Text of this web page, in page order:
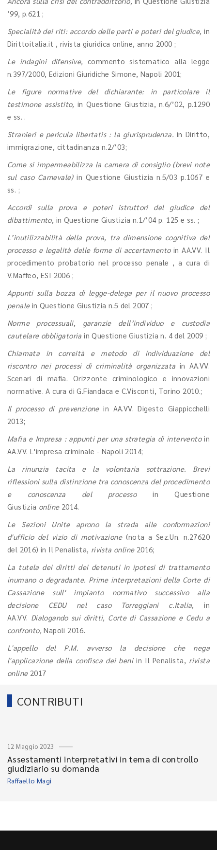
’99, p.621 ;
Specialità dei riti: accordo delle parti e poteri del giudice,in
Dirittoitalia.it , rivista giuridica online, anno 2000 ;
Le indagini difensive, commento sistematico alla legge
n.397/2000, Edizioni Giuridiche Simone, Napoli 2001;
Le figure normative del dichiarante: in particolare il
testimone assistito,in Questione Giustizia, n.6/’02, p.1290
e ss. .
Stranieri e pericula libertatis : la giurisprudenza.in Diritto,
immigrazione, cittadinanza n.2/’03;
Come si impermeabilizza la camera di consiglio (brevi note
sul caso Carnevale)in Questione Giustizia n.5/03 p.1067 e
ss. ;
Accordi sulla prova e poteri istruttori del giudice del
dibattimento, in Questione Giustizia n.1/’04 p. 125 e ss. ;
L’inutilizzabilità della prova, tra dimensione cognitiva del
processo e legalità delle forme di accertamento in AA.VV. Il
procedimento probatorio nel processo penale , a cura di
V.Maffeo, ESI 2006 ;
Appunti sulla bozza di legge-delega per il nuovo processo
penale in Questione Giustizia n.5 del 2007 ;
Norme processuali, garanzie dell’individuo e custodia
cautelare obbligatoriain Questione Giustizia n. 4 del 2009 ;
Chiamata in correità e metodo di individuazione del
riscontro nei processi di criminalità organizzata in AA.VV.
Scenari di mafia. Orizzonte criminologico e innovazioni
normative. A cura di G.Fiandaca e C.Visconti, Torino 2010.;
Il processo di prevenzionein AA.VV. Digesto Giappicchelli
2013;
Mafia e Impresa : appunti per una strategia di interventoin
AA.VV. L'impresa criminale - Napoli 2014;
La rinunzia tacita e la volontaria sottrazione. Brevi
riflessioni sulla distinzione tra conoscenza del procedimento
e conoscenza del processoin Questione
Giustizia online2014.
Le Sezioni Unite aprono la strada alle conformazioni
d'ufficio del vizio di motivazione (nota a Sez.Un. n.27620
del 2016) in Il Penalista, rivista online2016;
La tutela dei diritti dei detenuti in ipotesi di trattamento
inumano o degradante. Prime interpretazioni della Corte di
Cassazione sull' impianto normativo successivo alla
decisione CEDU nel caso Torreggiani c.Italia, in
AA.VV. Dialogando sui diritti, Corte di Cassazione e Cedu a
confronto, Napoli 2016.
L'appello del P.M. avverso la decisione che nega
l'applicazione della confisca dei beniin Il Penalista, rivista
online2017
CONTRIBUTI
12 Maggio 2023
Assestamenti interpretativi in tema di controllo
giudiziario su domanda
Raffaello Magi